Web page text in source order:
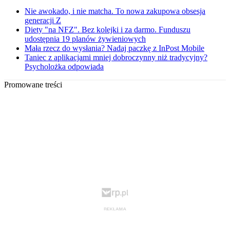
Nie awokado, i nie matcha. To nowa zakupowa obsesja
generacji Z
Diety "na NFZ". Bez kolejki i za darmo. Funduszu
udostępnia 19 planów żywieniowych
Mała rzecz do wysłania? Nadaj paczkę z InPost Mobile
Taniec z aplikacjami mniej dobroczynny niż tradycyjny?
Psycholożka odpowiada
Promowane treści